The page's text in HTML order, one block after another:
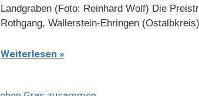
Landgraben (Foto: Reinhard Wolf) Die
Rothgang, Wallerstein-Ehringen
Weiterlesen